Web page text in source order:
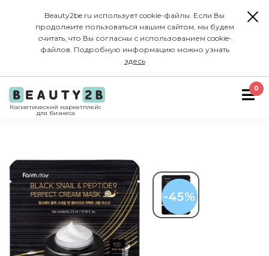
Beauty2be.ru использует cookie-файлы. Если Вы
продолжите пользоваться нашим сайтом, мы будем
считать, что Вы согласны с использованием cookie-
файлов. Подробную информацию можно узнать
здесь
Косметический маркетплейс
для бизнеса
0
-45%